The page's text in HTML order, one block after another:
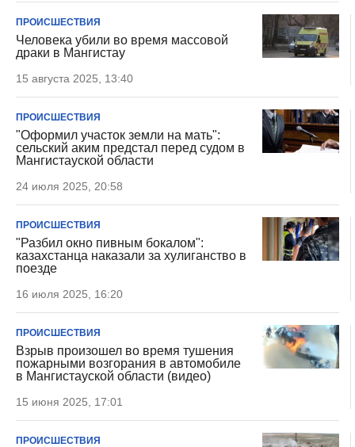
ПРОИСШЕСТВИЯ
Человека убили во время массовой
драки в Мангистау
15 августа 2025, 13:40
ПРОИСШЕСТВИЯ
"Оформил участок земли на мать":
сельский аким предстал перед судом в
Мангистауской области
24 июля 2025, 20:58
ПРОИСШЕСТВИЯ
"Разбил окно пивным бокалом":
казахстанца наказали за хулиганство в
поезде
16 июля 2025, 16:20
ПРОИСШЕСТВИЯ
Взрыв произошел во время тушения
пожарными возгорания в автомобиле
в Мангистауской области (видео)
15 июня 2025, 17:01
ПРОИСШЕСТВИЯ